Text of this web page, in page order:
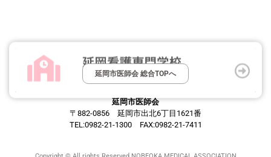
延岡市医師会 総合TOPへ
延岡市医師会
〒882-0856 延岡市出北6丁目1621番
TEL:0982-21-1300 FAX:0982-21-7411